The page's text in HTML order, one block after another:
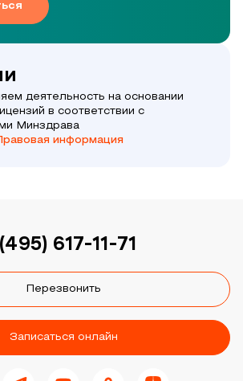
деятельность на основании
в соответствии с
Минздрава
информация
617-11-71
Перезвонить
Записаться онлайн